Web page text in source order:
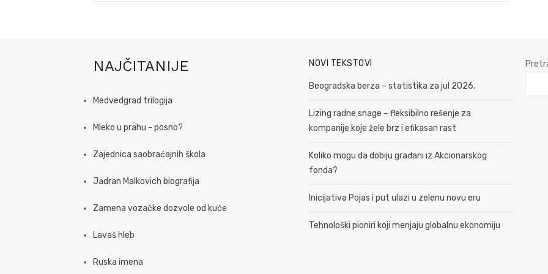
NAJČITANIJE
Medvedgrad trilogija
Mleko u prahu - posno?
Zajednica saobraćajnih škola
Jadran Malkovich biografija
Zamena vozačke dozvole od kuće
Lavaš hleb
Ruska imena
NOVI TEKSTOVI
Beogradska berza – statistika za jul 2026.
Lizing radne snage – fleksibilno rešenje za
kompanije koje žele brz i efikasan rast
Koliko mogu da dobiju građani iz Akcionarskog
fonda?
Inicijativa Pojas i put ulazi u zelenu novu eru
Tehnološki pioniri koji menjaju globalnu ekonomiju